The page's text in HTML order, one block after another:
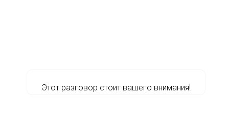
Этот разговор стоит вашего внимания!